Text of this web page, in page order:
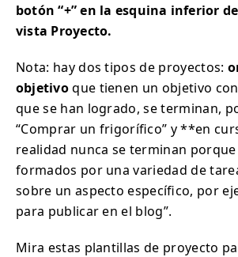
botón “+” en la esquina inferior
vista Proyecto.
Nota: hay dos tipos de proyectos:
objetivoque tienen un objetivo
que se han logrado, se terminan,
“Comprar un frigorífico” y **en
realidad nunca se terminan
formados por una variedad de
sobre un aspecto específico, por
para publicar en el blog”.
Mira estas plantillas de proyecto